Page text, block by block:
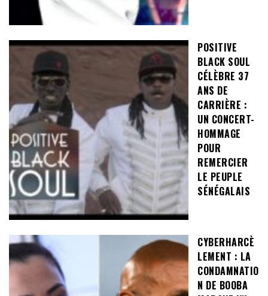
POSITIVE
BLACK SOUL
CÉLÈBRE 37
ANS DE
CARRIÈRE :
UN CONCERT-
HOMMAGE
POUR
REMERCIER
LE PEUPLE
SÉNÉGALAIS
CYBERHARCÈ
LEMENT : LA
CONDAMNATIO
N DE BOOBA